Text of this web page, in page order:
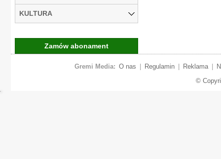
KULTURA
Zamów abonament
Gremi Media: O nas Regulamin Reklama
©